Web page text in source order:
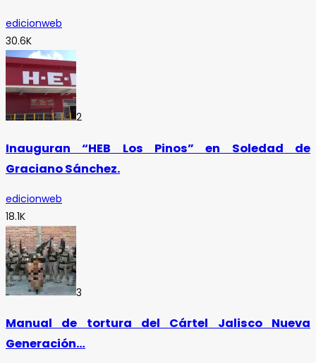
edicionweb
30.6K
2
Inauguran “HEB Los Pinos” en Soledad de
Graciano Sánchez.
edicionweb
18.1K
3
Manual de tortura del Cártel Jalisco Nueva
Generación…